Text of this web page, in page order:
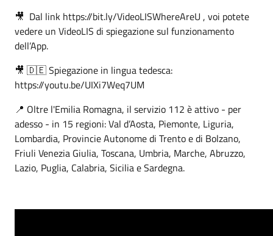
🎥 Dal link https://bit.ly/VideoLISWhereAreU , voi potete
vedere un VideoLIS di spiegazione sul funzionamento
dell’App.
🎥 🇩🇪 Spiegazione in lingua tedesca:
https://youtu.be/UIXi7Weq7UM
📍 Oltre l'Emilia Romagna, il servizio 112 è attivo - per
adesso - in 15 regioni: Val d’Aosta, Piemonte, Liguria,
Lombardia, Provincie Autonome di Trento e di Bolzano,
Friuli Venezia Giulia, Toscana, Umbria, Marche, Abruzzo,
Lazio, Puglia, Calabria, Sicilia e Sardegna.